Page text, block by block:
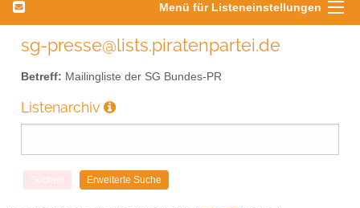
Menü für Listeneinstellungen
sg-presse@lists.piratenpartei.de
Betreff: Mailingliste der SG Bundes-PR
Listenarchiv